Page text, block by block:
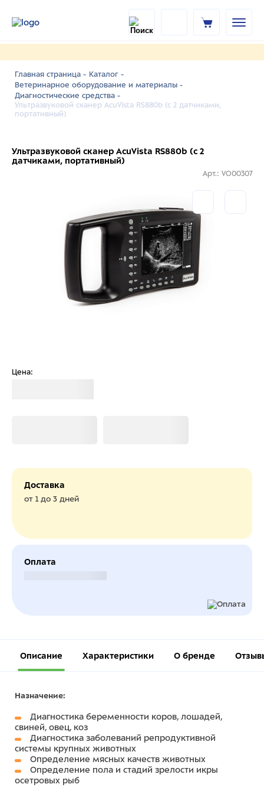
Главная страница - Каталог -
Ветеринарное оборудование и материалы -
Диагностические средства -
Ультразвуковой сканер AcuVista RS880b (c 2 датчиками,
портативный)
Ультразвуковой сканер AcuVista RS880b (c 2
датчиками, портативный)
Арт.: VO00307
Цена:
Доставка
от 1 до 3 дней
Оплата
Описание Характеристики О бренде
Назначение:
Диагностика беременности коров, лошадей,
свиней, овец, коз
Диагностика заболеваний репродуктивной
системы крупных животных
Определение мясных качеств животных
Определение пола и стадий зрелости икры
осетровых рыб